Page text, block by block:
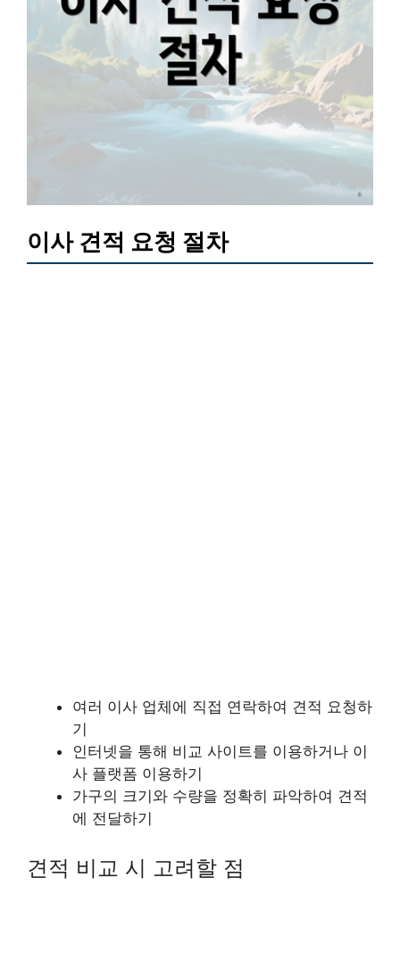
이사 견적 요청 절차
여러 이사 업체에 직접 연락하여 견적 요청하
기
인터넷을 통해 비교 사이트를 이용하거나 이
사 플랫폼 이용하기
가구의 크기와 수량을 정확히 파악하여 견적
에 전달하기
견적 비교 시 고려할 점